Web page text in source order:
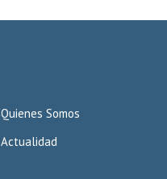
Quienes Somos
Actualidad